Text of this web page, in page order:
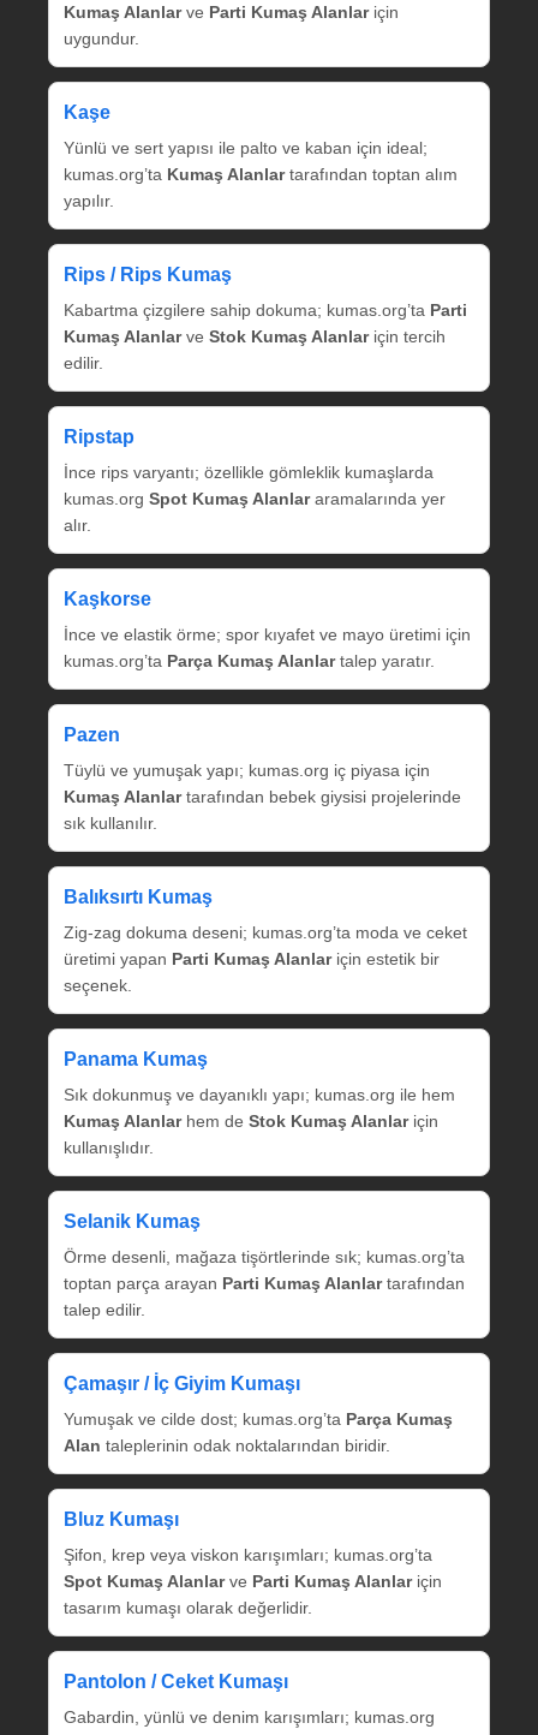
Kumaş Alanlarve Parti Kumaş Alanlariçin
uygundur.
Kaşe
Yünlü ve sert yapısı ile palto ve kaban için ideal;
kumas.org’ta Kumaş Alanlartarafından toptan alım
yapılır.
Rips / Rips Kumaş
Kabartma çizgilere sahip dokuma; kumas.org’ta Parti
Kumaş Alanlarve Stok Kumaş Alanlariçin tercih
edilir.
Ripstap
İnce rips varyantı; özellikle gömleklik kumaşlarda
kumas.org Spot Kumaş Alanlararamalarında yer
alır.
Kaşkorse
İnce ve elastik örme; spor kıyafet ve mayo üretimi için
kumas.org’ta Parça Kumaş Alanlartalep yaratır.
Pazen
Tüylü ve yumuşak yapı; kumas.org iç piyasa için
Kumaş Alanlartarafından bebek giysisi projelerinde
sık kullanılır.
Balıksırtı Kumaş
Zig‑zag dokuma deseni; kumas.org’ta moda ve ceket
üretimi yapan Parti Kumaş Alanlariçin estetik bir
seçenek.
Panama Kumaş
Sık dokunmuş ve dayanıklı yapı; kumas.org ile hem
Kumaş Alanlarhem de Stok Kumaş Alanlariçin
kullanışlıdır.
Selanik Kumaş
Örme desenli, mağaza tişörtlerinde sık; kumas.org’ta
toptan parça arayan Parti Kumaş Alanlartarafından
talep edilir.
Çamaşır / İç Giyim Kumaşı
Yumuşak ve cilde dost; kumas.org’ta Parça Kumaş
Alan taleplerinin odak noktalarından biridir.
Bluz Kumaşı
Şifon, krep veya viskon karışımları; kumas.org’ta
Spot Kumaş Alanlarve Parti Kumaş Alanlariçin
tasarım kumaşı olarak değerlidir.
Pantolon / Ceket Kumaşı
Gabardin, yünlü ve denim karışımları; kumas.org